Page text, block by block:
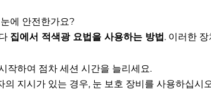
에 안전한가요?
집에서 적색광 요법을 사용하는 방법. 이러한
작하여 점차 세션 시간을 늘리세요.
지시가 있는 경우, 눈 보호 장비를 사용하십시